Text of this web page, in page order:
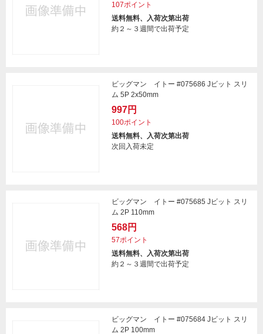
107ポイント
送料無料、入荷次第出荷
約２～３週間で出荷予定
ビッグマン イトー #075686 Jビット スリ
ム 5P 2x50mm
997円
100ポイント
送料無料、入荷次第出荷
次回入荷未定
ビッグマン イトー #075685 Jビット スリ
ム 2P 110mm
568円
57ポイント
送料無料、入荷次第出荷
約２～３週間で出荷予定
ビッグマン イトー #075684 Jビット スリ
ム 2P 100mm